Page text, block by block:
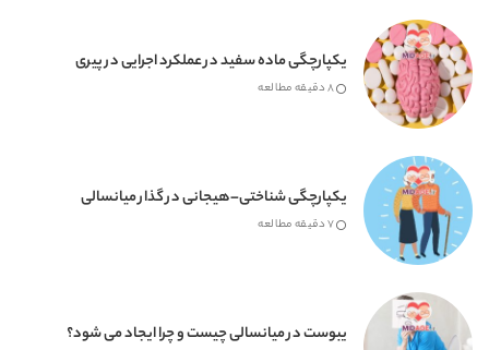
یکپارچگی ماده سفید در عملکرد اجرایی در پیری
8 دقیقه مطالعه
یکپارچگی شناختی–هیجانی در گذار میانسالی
7 دقیقه مطالعه
یبوست در میانسالی چیست و چرا ایجاد می شود؟